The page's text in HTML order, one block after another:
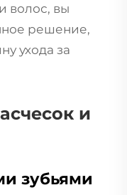
волос, вы
решение,
ухода за
и
зубьями